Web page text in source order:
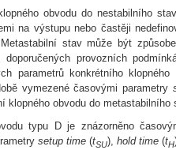
obvodu do nestabilního
na výstupu nebo častěji
stav může být
provozních
parametrů konkrétního
vymezené časovými parametry
klopného obvodu do metastabilního
typu D je znázorněno
setup time (tSU), hold time (tH